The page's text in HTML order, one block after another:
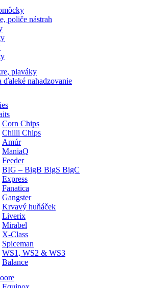
poliče nástrah
plaváky
ďaleké nahadzovanie
Corn Chips
Chilli Chips
Amúr
ManiaQ
Feeder
BIG – BigB BigS BigC
Express
Fanatica
Gangster
Krvavý huňáček
Liverix
Mirabel
X-Class
Spiceman
WS1, WS2 & WS3
Balance